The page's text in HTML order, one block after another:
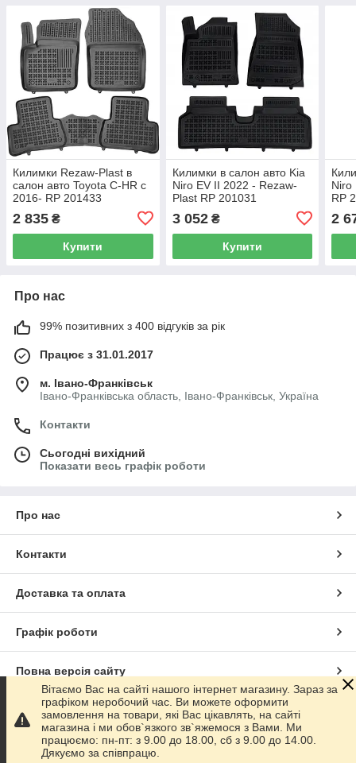
Килимки Rezaw-Plast в
салон авто Toyota C-HR с
2016- RP 201433
2 835 ₴
Купити
Килимки в салон авто Kia
Niro EV II 2022 - Rezaw-
Plast RP 201031
3 052₴
Купити
Niro
RP
2
Про нас
99% позитивних з 400 відгуків за рік
Працює з 31.01.2017
м. Івано-Франківськ
Івано-Франківська область, Івано-Франківськ, Україна
Контакти
Сьогодні вихідний
Показати весь графік роботи
Про нас
Контакти
Доставка та оплата
Графік роботи
Повна версія сайту
Сайт створено на маркетплейсіProm.ua
Політика конфіденційності
Вітаємо Вас на сайті нашого інтернет магазину. Зараз за
графіком неробочий час. Ви можете оформити
замовлення на товари, які Вас цікавлять, на сайті
магазина і ми обов`язкого зв`яжемося з Вами. Ми
працюємо: пн-пт: з 9.00 до 18.00, сб з 9.00 до 14.00.
Дякуємо за співпрацю.